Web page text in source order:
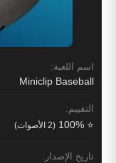
اسم اللعبة:
Miniclip Baseball
التقييم:
⭐ 100% (2 الأصوات)
تاريخ الإصدار: